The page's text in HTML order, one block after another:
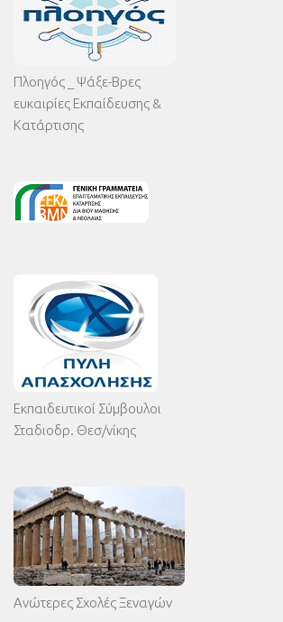
Πλοηγός _ Ψάξε-Βρες
ευκαιρίες Εκπαίδευσης &
Κατάρτισης
Εκπαιδευτικοί Σύμβουλοι
Σταδιοδρ. Θεσ/νίκης
Ανώτερες Σχολές Ξεναγών